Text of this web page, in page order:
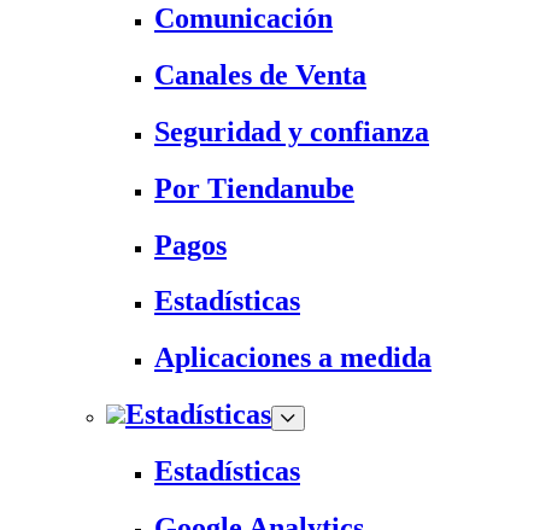
Comunicación
Canales de Venta
Seguridad y confianza
Por Tiendanube
Pagos
Estadísticas
Aplicaciones a medida
Estadísticas
Estadísticas